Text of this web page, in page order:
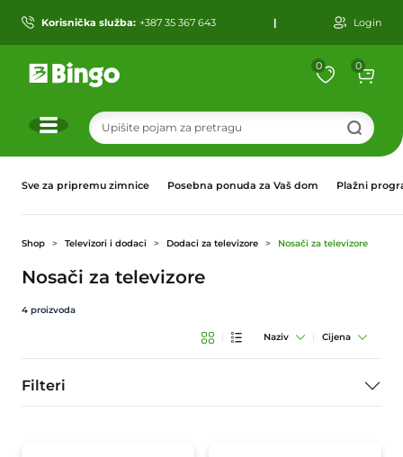
Korisnička služba: +387 35 367 643 | Login
0 0
Sve za pripremu zimnice Posebna ponuda za Vaš dom Plažni
Shop Televizori i dodaci Dodaci za televizore Nosači za televizore
Nosači za televizore
4 proizvoda
| Naziv | Cijena
Filteri